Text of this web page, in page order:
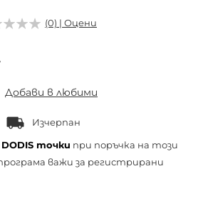
(0) | Оцени
Добави в любими
Изчерпан
DODIS точки при поръчка на този
важи за регистрирани